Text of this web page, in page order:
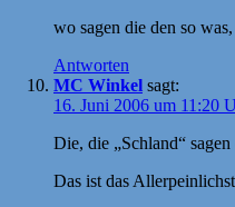
wo sagen die den so
Antworten
MC Winkel sagt:
16. Juni 2006 um 11:20
Die, die „Schland“
Das ist das